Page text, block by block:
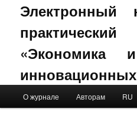
Электронный
«Экономика
инновационных
Skip to primary content
Skip to secondary content
О журнале Авторам RU